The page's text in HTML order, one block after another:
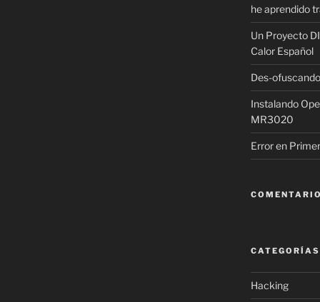
he aprendido
Un Proyecto
Calor Español
Des-
Instalando
MR3020
Error en
CATEGORÍAS
Hacking